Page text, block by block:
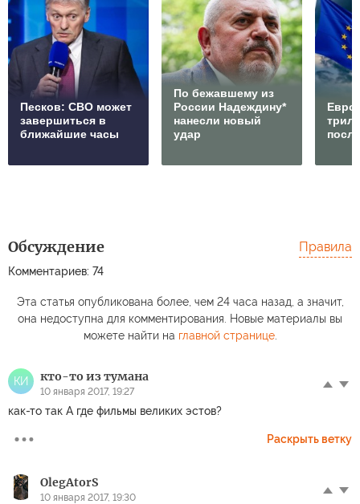
Песков: СВО может
завершиться в
ближайшие часы
По бежавшему из
России Надеждину*
нанесли новый
удар
Обсуждение
Комментариев: 74
Правила
Эта статья опубликована более, чем 24 часа назад, а значит,
она недоступна для комментирования. Новые материалы вы
можете найти на главной странице.
КИ кто-то из тумана
10 января 2017, 19:27
как-то так А где фильмы великих эстов?
Раскрыть ветку
OlegAtorS
10 января 2017, 19:30